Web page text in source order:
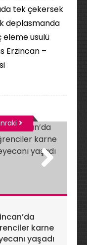
tek çekersek
deplasmanda
usulü
Erzincan –
karne
yaşadı